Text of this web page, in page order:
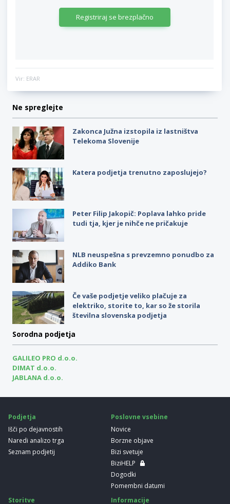
Registriraj se brezplačno
Vir: ERAR
Ne spreglejte
Zakonca Južna izstopila iz lastništva
Telekoma Slovenije
Katera podjetja trenutno zaposlujejo?
Peter Filip Jakopič: Poplava lahko pride
tudi tja, kjer je nihče ne pričakuje
NLB neuspešna s prevzemno ponudbo za
Addiko Bank
Če vaše podjetje veliko plačuje za
elektriko, storite to, kar so že storila
številna slovenska podjetja
Sorodna podjetja
GALILEO PRO d.o.o.
DIMAT d.o.o.
JABLANA d.o.o.
Podjetja
Išči po dejavnostih
Naredi analizo trga
Seznam podjetij
Poslovne vsebine
Novice
Borzne objave
Bizi svetuje
BiziHELP
Dogodki
Pomembni datumi
Storitve
Informacije